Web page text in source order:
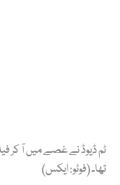
ٹم ڈیوڈ نے غصے میں آ کر
تھا۔ (فوٹو: ایکس)